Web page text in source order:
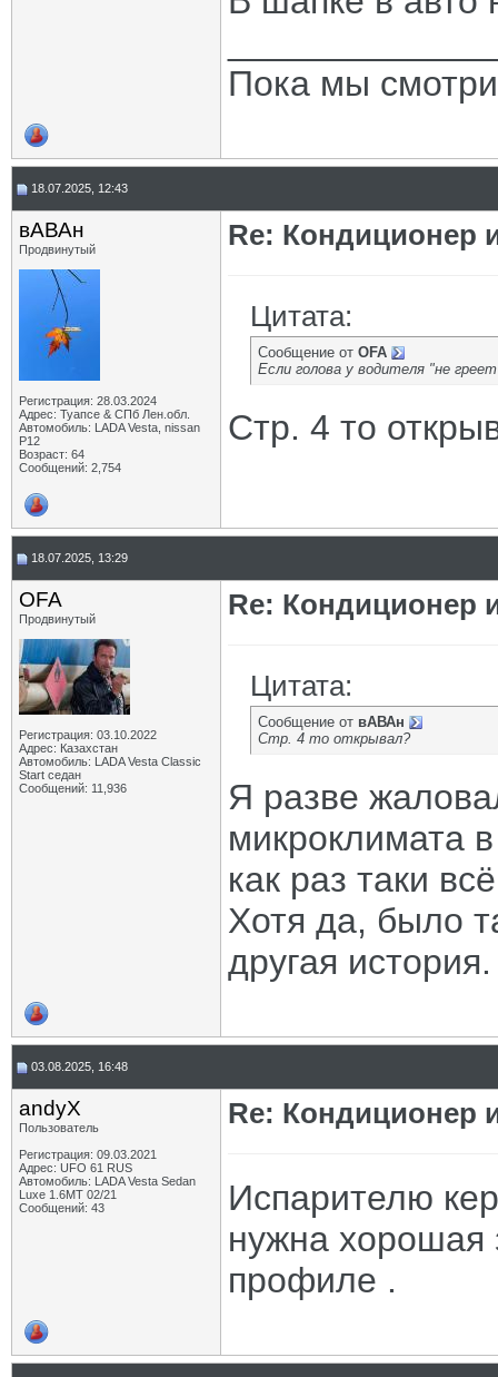
Пока мы
18.07.2025, 12:43
вАВАн
Продвинутый
Регистрация: 28.03.2024
Адрес: Туапсе & СПб Лен.обл.
Автомобиль: LADA Vesta, nissan
P12
Возраст: 64
Сообщений: 2,754
Re: Кондиционер
Цитата:
Сообщение от OFA
Если голова у водителя "не
Стр. 4 то
18.07.2025, 13:29
OFA
Продвинутый
Регистрация: 03.10.2022
Адрес: Казахстан
Автомобиль: LADA Vesta Classic
Start седан
Сообщений: 11,936
Re: Кондиционер
Цитата:
Сообщение от вАВАн
Стр. 4 то открывал?
Я разве
микроклимата
как раз таки
Хотя да, было
другая история.
03.08.2025, 16:48
andyX
Пользователь
Регистрация: 09.03.2021
Адрес: UFO 61 RUS
Автомобиль: LADA Vesta Sedan
Luxe 1.6MT 02/21
Сообщений: 43
Re: Кондиционер
Испарителю
нужна хорошая
профиле .